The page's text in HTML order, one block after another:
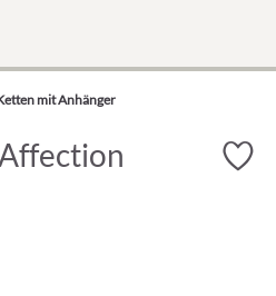
mit Anhänger